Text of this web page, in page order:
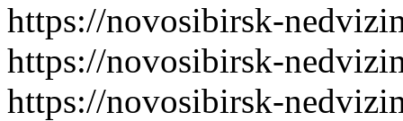
https://novosibirsk-
https://novosibirsk-
https://novosibirsk-